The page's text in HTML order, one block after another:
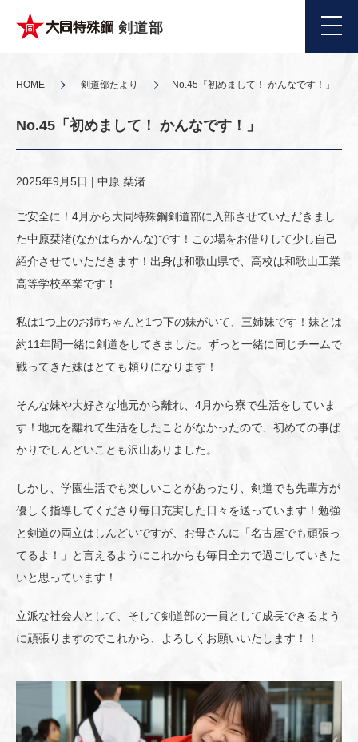
剣道部
HOME 剣道部たより No.45「初めまして！ かんなです！」
No.45「初めまして！ かんなです！」
2025年9月5日 | 中原 栞渚
ご安全に！4月から大同特殊鋼剣道部に入部させていただきまし
た中原栞渚(なかはらかんな)です！この場をお借りして少し自己
紹介させていただきます！出身は和歌山県で、高校は和歌山工業
高等学校卒業です！
私は1つ上のお姉ちゃんと1つ下の妹がいて、三姉妹です！妹とは
約11年間一緒に剣道をしてきました。ずっと一緒に同じチームで
戦ってきた妹はとても頼りになります！
そんな妹や大好きな地元から離れ、4月から寮で生活をしていま
す！地元を離れて生活をしたことがなかったので、初めての事ば
かりでしんどいことも沢山ありました。
しかし、学園生活でも楽しいことがあったり、剣道でも先輩方が
優しく指導してくださり毎日充実した日々を送っています！勉強
と剣道の両立はしんどいですが、お母さんに「名古屋でも頑張っ
てるよ！」と言えるようにこれからも毎日全力で過ごしていきた
いと思っています！
立派な社会人として、そして剣道部の一員として成長できるよう
に頑張りますのでこれから、よろしくお願いいたします！！